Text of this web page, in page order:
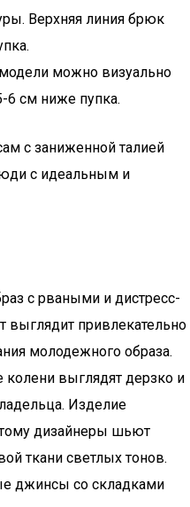
Верхняя линия брюк
можно визуально
6 см ниже пупка.
с заниженной талией
с идеальным и
с рваными и дистресс-
привлекательно
молодежного образа.
колени выглядят дерзко и
Изделие
дизайнеры шьют
ткани светлых тонов.
джинсы со складками